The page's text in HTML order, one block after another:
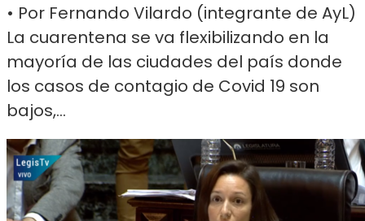
• Por Fernando Vilardo (integrante de AyL)
La cuarentena se va flexibilizando en la
mayoría de las ciudades del país donde
los casos de contagio de Covid 19 son
bajos,...